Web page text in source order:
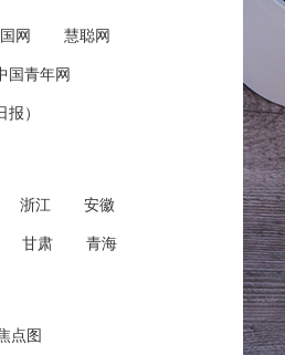
网 慧聪网
国青年网
）
浙江 安徽
甘肃 青海
点图